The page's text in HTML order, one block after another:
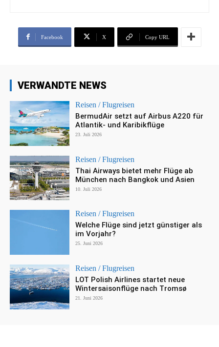
Facebook X Copy URL
VERWANDTE NEWS
Reisen / Flugreisen
BermudAir setzt auf Airbus A220 für
Atlantik- und Karibikflüge
23. Juli 2026
Reisen / Flugreisen
Thai Airways bietet mehr Flüge ab
München nach Bangkok und Asien
10. Juli 2026
Reisen / Flugreisen
Welche Flüge sind jetzt günstiger als
im Vorjahr?
25. Juni 2026
Reisen / Flugreisen
LOT Polish Airlines startet neue
Wintersaisonflüge nach Tromsø
21. Juni 2026